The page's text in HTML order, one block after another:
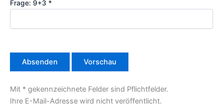
Frage: 9+3 *
Mit * gekennzeichnete Felder sind Pflichtfelder.
Ihre E-Mail-Adresse wird nicht veröffentlicht.